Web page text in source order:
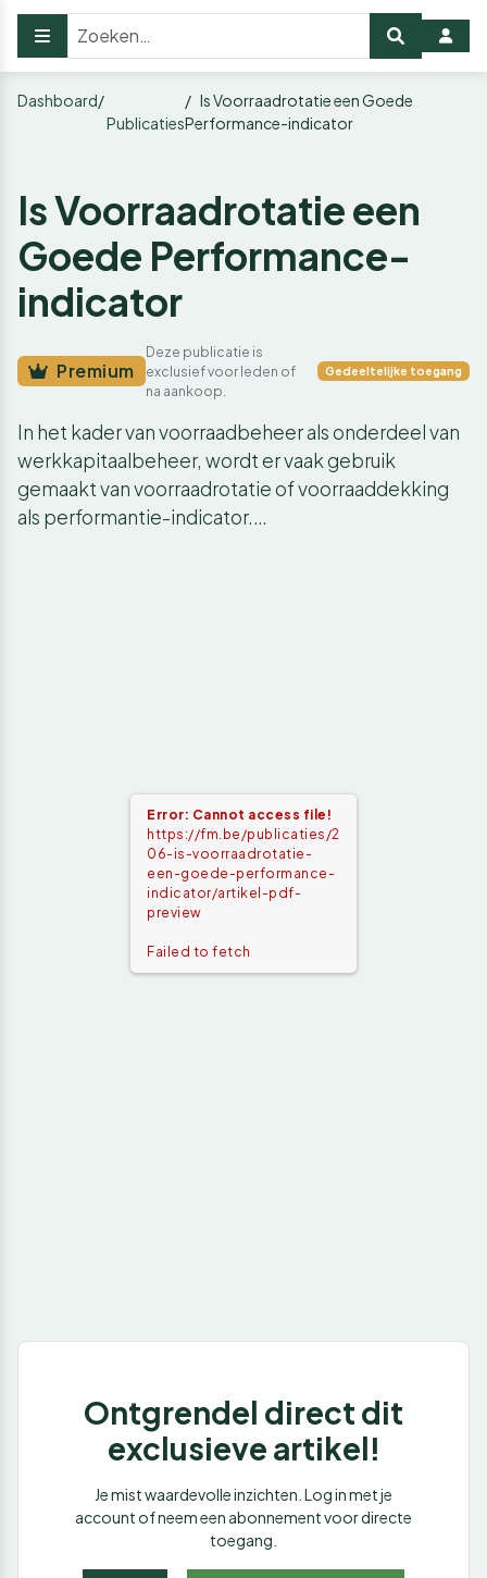
Dashboard
Publicaties
Is Voorraadrotatie een Goede
Performance-indicator
Is Voorraadrotatie een
Goede Performance-
indicator
Premium
Deze publicatie is
exclusief voor leden of
na aankoop.
Gedeeltelijke toegang
In het kader van voorraadbeheer als onderdeel van
werkkapitaalbeheer, wordt er vaak gebruik
gemaakt van voorraadrotatie of voorraaddekking
als performantie-indicator.…
Error: Cannot access file!
https://fm.be/publicaties/2
06-is-voorraadrotatie-
een-goede-performance-
indicator/artikel-pdf-
preview
Failed to fetch
Ontgrendel direct dit
exclusieve artikel!
Je mist waardevolle inzichten. Log in met je
account of neem een abonnement voor directe
toegang.